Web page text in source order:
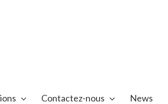
Contactez-nous News